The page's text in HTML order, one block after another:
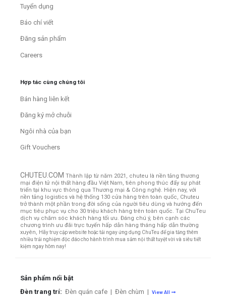
Tuyển dụng
Báo chí viết
Đăng sản phẩm
Careers
Hợp tác cùng chúng tôi
Bán hàng liên kết
Đăng ký mở chuỗi
Ngôi nhà của bạn
Gift Vouchers
CHUTEU.COM Thành lập từ năm 2021, chuteu là nền tảng thương
mại điện tử nội thất hàng đầu Việt Nam, tiên phong thúc đẩy sự phát
triển tại khu vực thông qua Thương mại & Công nghệ. Hiện nay, với
nền tảng logistics và hệ thống 130 cửa hàng trên toàn quốc, Chuteu
trở thành một phần trong đời sống của người tiêu dùng và hướng đến
mục tiêu phục vụ cho 30 triệu khách hàng trên toàn quốc. Tại ChuTeu
dịch vụ chăm sóc khách hàng tối ưu. Đáng chú ý, bên cạnh các
chương trình ưu đãi trực tuyến hấp dẫn hàng tháng hấp dẫn thường
xuyên, Hãy truy cập website hoặc tải ngay ứng dụng ChuTeu để gia tăng thêm
nhiều trải nghiệm độc đáo cho hành trình mua sắm nội thất tuyệt vời và siêu tiết
kiệm ngay hôm nay!
Sản phẩm nổi bật
Đèn trang trí: Đèn quán cafe | Đèn chùm | View All